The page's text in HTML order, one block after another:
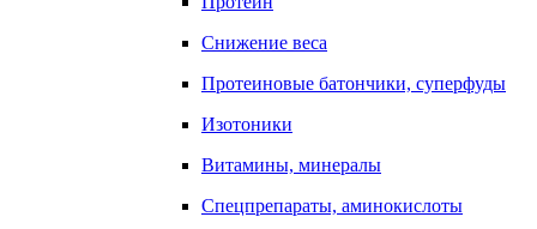
Снижение веса
Протеиновые батончики, суперфуды
Изотоники
Витамины, минералы
Спецпрепараты, аминокислоты